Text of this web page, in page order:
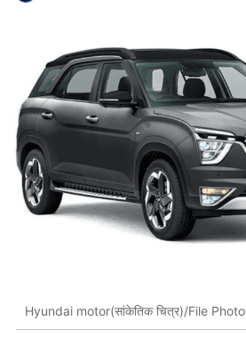
Hyundai motor(सांकेतिक चित्र)/File Photo